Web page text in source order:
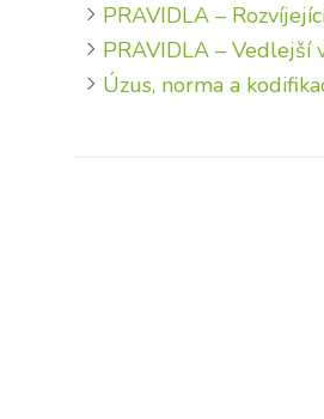
PRAVIDLA –
PRAVIDLA – Vedlejší
Úzus, norma a